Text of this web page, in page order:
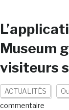
Museum
visiteurs
ACTUALITÉS
commentaire